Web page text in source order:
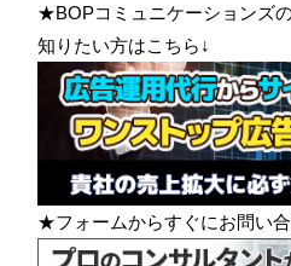
★BOPコミュニケーションズ
知りたい方はこちら↓
★フォームからすぐにお問い